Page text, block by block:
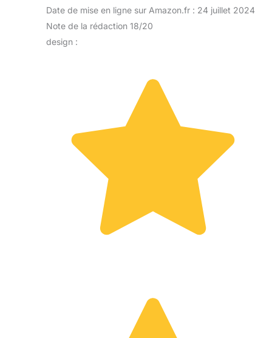
Date de mise en ligne sur Amazon.fr : 24 juillet 2024
Note de la rédaction 18/20
design :